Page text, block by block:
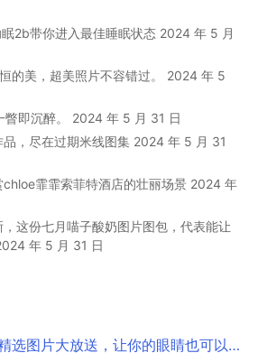
2b带你进入最佳睡眠状态 2024 年 5 月
的美，超美照片不容错过。
2024 年 5
即沉醉。
2024 年 5 月 31 日
，尽在过期米线图集 2024 年 5 月 31
霏霏索菲特酒店的壮丽场景 2024 年
这份七月喵子酸奶图片图包，代表能让
年 5 月 31 日
图片大放送，让你的眼睛也可以享受盛宴